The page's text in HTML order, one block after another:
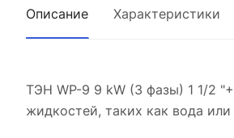
Описание Характеристики
ТЭН WP-9 9 kW (3 фазы) 1 1/2
жидкостей, таких как вода